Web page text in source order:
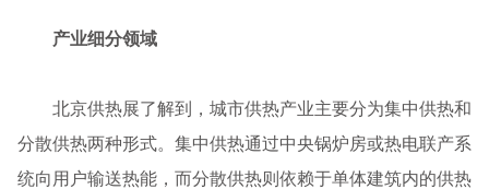
产业细分领域
北京供热展了解到，城市供热产业主要分为集中供热和
分散供热两种形式。集中供热通过中央锅炉房或热电联产系
统向用户输送热能，而分散供热则依赖于单体建筑内的供热